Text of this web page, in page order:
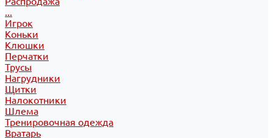
...
Игрок
Коньки
Клюшки
Перчатки
Трусы
Нагрудники
Щитки
Налокотники
Шлема
Тренировочная одежда
Вратарь